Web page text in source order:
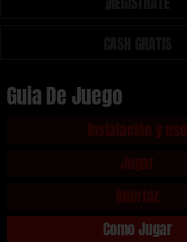
Guia De Juego
Instalación y uso
Jugar
Interfaz
Como Jugar